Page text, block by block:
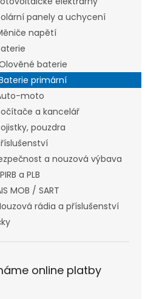
panely a uchycení
napětí
baterie
primární
moto
a kancelář
pouzdra
a nouzová výbava
a PLB
MOB / SART
rádia a příslušenství
online platby